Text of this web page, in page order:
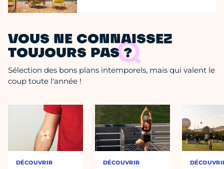
VOUS NE CONNAISSEZ
TOUJOURS PAS ?
Sélection des bons plans intemporels, mais qui valent le
coup toute l'année !
DÉCOUVRIR DÉCOUVRIR